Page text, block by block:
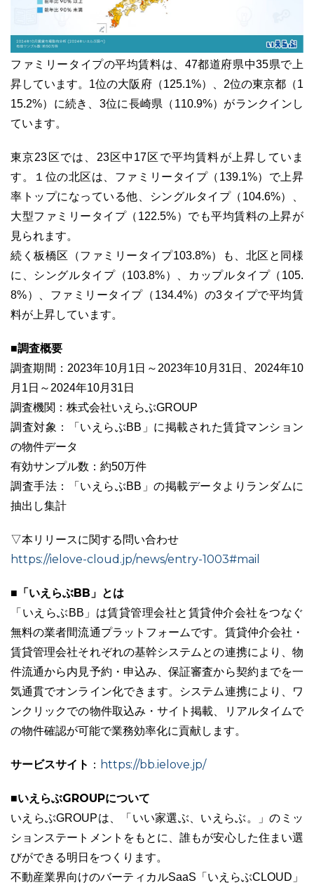
ファミリータイプの平均賃料は、47都道府県中35県で上
昇しています。1位の大阪府（125.1%）、2位の東京都（1
15.2%）に続き、3位に長崎県（110.9%）がランクインし
ています。
東京23区では、23区中17区で平均賃料が上昇していま
す。１位の北区は、ファミリータイプ（139.1%）で上昇
率トップになっている他、シングルタイプ（104.6%）、
大型ファミリータイプ（122.5%）でも平均賃料の上昇が
見られます。
続く板橋区（ファミリータイプ103.8%）も、北区と同様
に、シングルタイプ（103.8%）、カップルタイプ（105.
8%）、ファミリータイプ（134.4%）の3タイプで平均賃
料が上昇しています。
■調査概要
調査期間：2023年10月1日～2023年10月31日、2024年10
月1日～2024年10月31日
調査機関：株式会社いえらぶGROUP
調査対象：「いえらぶBB」に掲載された賃貸マンション
の物件データ
有効サンプル数：約50万件
調査手法：「いえらぶBB」の掲載データよりランダムに
抽出し集計
▽本リリースに関する問い合わせ
https://ielove-cloud.jp/news/entry-1003#mail
■「いえらぶBB」とは
「いえらぶBB」は賃貸管理会社と賃貸仲介会社をつなぐ
無料の業者間流通プラットフォームです。賃貸仲介会社・
賃貸管理会社それぞれの基幹システムとの連携により、物
件流通から内見予約・申込み、保証審査から契約までを一
気通貫でオンライン化できます。システム連携により、ワ
ンクリックでの物件取込み・サイト掲載、リアルタイムで
の物件確認が可能で業務効率化に貢献します。
サービスサイト ： https://bb.ielove.jp/
■いえらぶGROUPについて
いえらぶGROUPは、「いい家選ぶ、いえらぶ。」のミッ
ションステートメントをもとに、誰もが安心した住まい選
びができる明日をつくります。
不動産業界向けのバーティカルSaaS「いえらぶCLOUD」